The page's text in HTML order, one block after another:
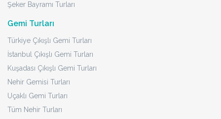
Şeker Bayramı Turları
Gemi Turları
Türkiye Çıkışlı Gemi Turları
İstanbul Çıkışlı Gemi Turları
Kuşadası Çıkışlı Gemi Turları
Nehir Gemisi Turları
Uçaklı Gemi Turları
Tüm Nehir Turları